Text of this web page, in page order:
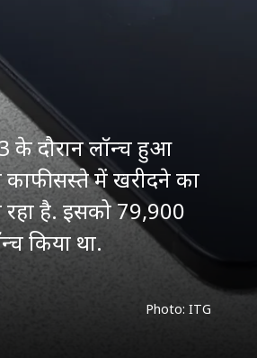
के दौरान लॉन्च हुआ
सस्ते में खरीदने का
रहा है. इसको 79,900
Photo: ITG